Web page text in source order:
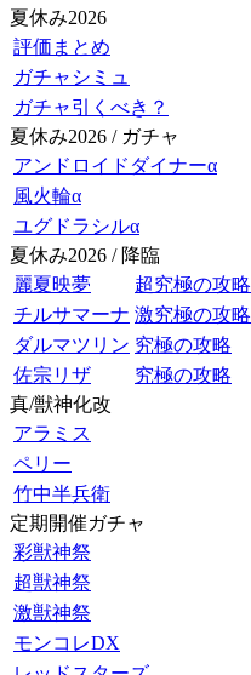
夏休み2026
評価まとめ
ガチャシミュ
ガチャ引くべき？
夏休み2026 / ガチャ
アンドロイドダイナーα
風火輪α
ユグドラシルα
夏休み2026 / 降臨
麗夏映夢
超究極の攻略
チルサマーナ 激究極の攻略
ダルマツリン 究極の攻略
佐宗リザ
究極の攻略
真/獣神化改
アラミス
ペリー
竹中半兵衛
定期開催ガチャ
彩獣神祭
超獣神祭
激獣神祭
モンコレDX